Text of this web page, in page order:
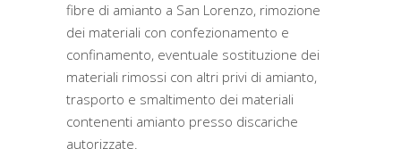
fibre di amianto a San Lorenzo, rimozione
dei materiali con confezionamento e
confinamento, eventuale sostituzione dei
materiali rimossi con altri privi di amianto,
trasporto e smaltimento dei materiali
contenenti amianto presso discariche
autorizzate.